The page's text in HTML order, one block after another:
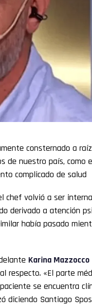
consternado a
de nuestro país, como
complicado de salud
chef volvió a ser
derivado a atención
había pasado
Karina Mazzocco
respecto. «El parte
se encuentra
diciendo Santiago